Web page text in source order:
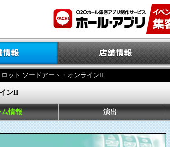
ロット ソードアート・オンラインII
ンII
情報 演出